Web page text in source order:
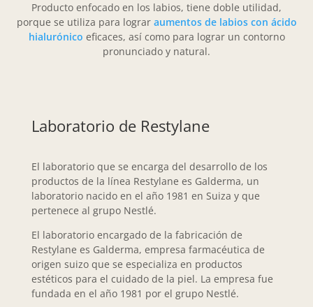
Producto enfocado en los labios, tiene doble utilidad,
porque se utiliza para lograr aumentos de labios con ácido
hialurónico eficaces, así como para lograr un contorno
pronunciado y natural.
Laboratorio de Restylane
El laboratorio que se encarga del desarrollo de los
productos de la línea Restylane es Galderma, un
laboratorio nacido en el año 1981 en Suiza y que
pertenece al grupo Nestlé.
El laboratorio encargado de la fabricación de
Restylane es Galderma, empresa farmacéutica de
origen suizo que se especializa en productos
estéticos para el cuidado de la piel. La empresa fue
fundada en el año 1981 por el grupo Nestlé.